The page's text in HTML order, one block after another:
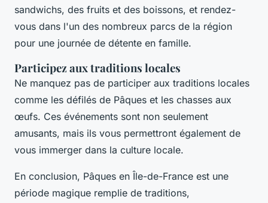
sandwichs, des fruits et des boissons, et rendez-
vous dans l'un des nombreux parcs de la région
pour une journée de détente en famille.
Participez aux traditions locales
Ne manquez pas de participer aux traditions locales
comme les défilés de Pâques et les chasses aux
œufs. Ces événements sont non seulement
amusants, mais ils vous permettront également de
vous immerger dans la culture locale.
En conclusion, Pâques en Île-de-France est une
période magique remplie de traditions,